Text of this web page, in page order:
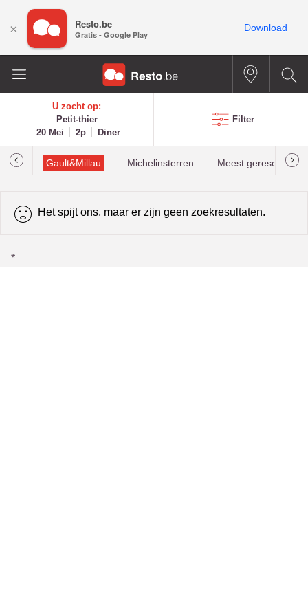
U zocht op:
Petit-thier
20 Mei
2p Diner
Filter
Gault&Millau Michelinsterren Meest gereserveerd
Het spijt ons, maar er zijn geen zoekresultaten.
*
× Resto.be
Gratis - Google Play
Download